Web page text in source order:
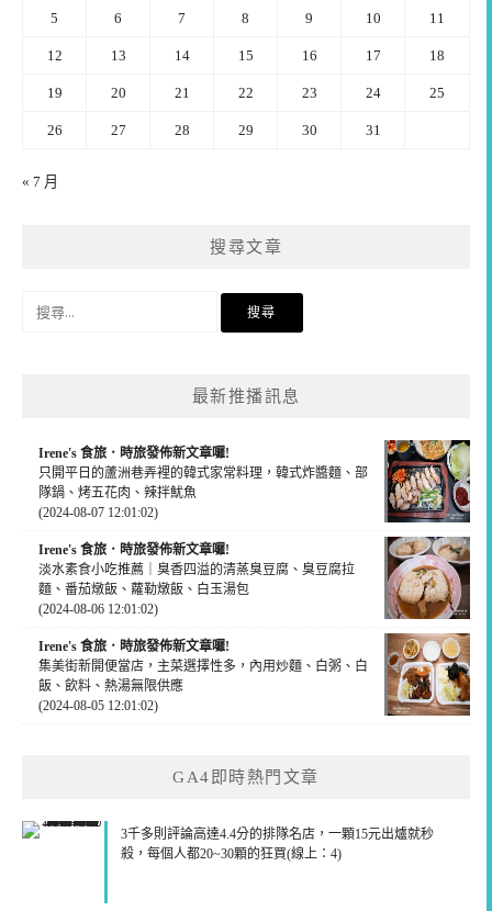
5 6 7 8 9 10 11
12 13 14 15 16 17 18
19 20 21 22 23 24 25
26 27 28 29 30 31
« 7 月
搜尋文章
最新推播訊息
Irene's 食旅．時旅發佈新文章囉!
只開平日的蘆洲巷弄裡的韓式家常料理，韓式炸醬麵、部
隊鍋、烤五花肉、辣拌魷魚
(2024-08-07 12:01:02)
Irene's 食旅．時旅發佈新文章囉!
淡水素食小吃推薦｜臭香四溢的清蒸臭豆腐、臭豆腐拉
麵、番茄燉飯、蘿勒燉飯、白玉湯包
(2024-08-06 12:01:02)
Irene's 食旅．時旅發佈新文章囉!
集美街新開便當店，主菜選擇性多，內用炒麵、白粥、白
飯、飲料、熱湯無限供應
(2024-08-05 12:01:02)
GA4即時熱門文章
3千多則評論高達4.4分的排隊名店，一顆15元出爐就秒
殺，每個人都20~30顆的狂買(線上：4)